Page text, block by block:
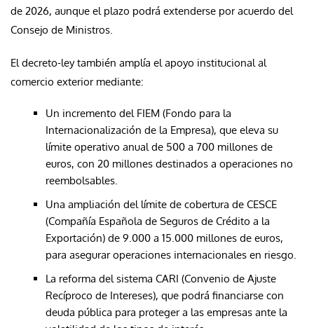
de 2026, aunque el plazo podrá extenderse por acuerdo del
Consejo de Ministros.
El decreto-ley también amplía el apoyo institucional al
comercio exterior mediante:
Un incremento del FIEM (Fondo para la
Internacionalización de la Empresa), que eleva su
límite operativo anual de 500 a 700 millones de
euros, con 20 millones destinados a operaciones no
reembolsables.
Una ampliación del límite de cobertura de CESCE
(Compañía Española de Seguros de Crédito a la
Exportación) de 9.000 a 15.000 millones de euros,
para asegurar operaciones internacionales en riesgo.
La reforma del sistema CARI (Convenio de Ajuste
Recíproco de Intereses), que podrá financiarse con
deuda pública para proteger a las empresas ante la